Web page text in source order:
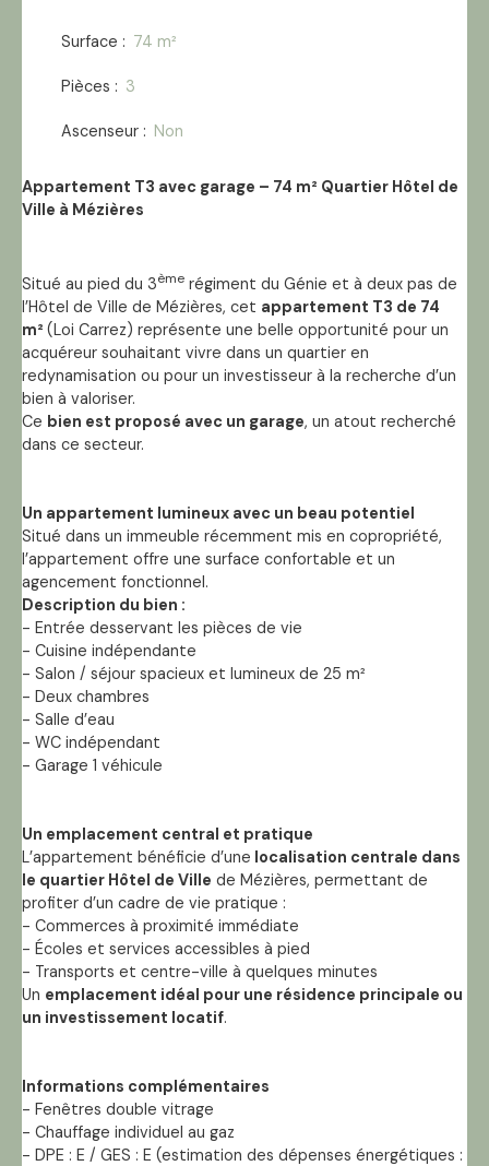
Surface : 74 m²
Pièces : 3
Ascenseur : Non
Appartement T3 avec garage – 74 m² Quartier Hôtel de
Ville à Mézières
Situé au pied du 3ème régiment du Génie et à deux pas de
l’Hôtel de Ville de Mézières, cet appartement T3 de 74
m² (Loi Carrez) représente une belle opportunité pour un
acquéreur souhaitant vivre dans un quartier en
redynamisation ou pour un investisseur à la recherche d’un
bien à valoriser.
Ce bien est proposé avec un garage, un atout recherché
dans ce secteur.
Un appartement lumineux avec un beau potentiel
Situé dans un immeuble récemment mis en copropriété,
l’appartement offre une surface confortable et un
agencement fonctionnel.
Description du bien :
- Entrée desservant les pièces de vie
- Cuisine indépendante
- Salon / séjour spacieux et lumineux de 25 m²
- Deux chambres
- Salle d’eau
- WC indépendant
- Garage 1 véhicule
Un emplacement central et pratique
L’appartement bénéficie d’une localisation centrale dans
le quartier Hôtel de Ville de Mézières, permettant de
profiter d’un cadre de vie pratique :
- Commerces à proximité immédiate
- Écoles et services accessibles à pied
- Transports et centre-ville à quelques minutes
Un emplacement idéal pour une résidence principale ou
un investissement locatif.
Informations complémentaires
- Fenêtres double vitrage
- Chauffage individuel au gaz
- DPE : E / GES : E (estimation des dépenses énergétiques :